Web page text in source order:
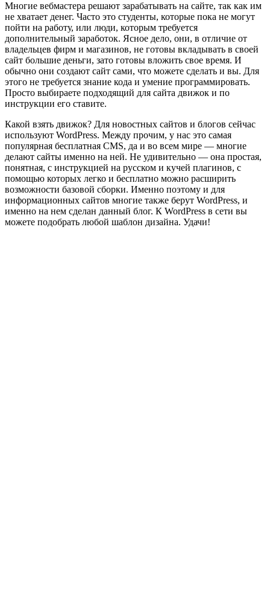
Многие вебмастера решают зарабатывать на сайте, так как им
не хватает денег. Часто это студенты, которые пока не могут
пойти на работу, или люди, которым требуется
дополнительный заработок. Ясное дело, они, в отличие от
владельцев фирм и магазинов, не готовы вкладывать в своей
сайт большие деньги, зато готовы вложить свое время. И
обычно они создают сайт сами, что можете сделать и вы. Для
этого не требуется знание кода и умение программировать.
Просто выбираете подходящий для сайта движок и по
инструкции его ставите.
Какой взять движок? Для новостных сайтов и блогов сейчас
используют WordPress. Между прочим, у нас это самая
популярная бесплатная CMS, да и во всем мире — многие
делают сайты именно на ней. Не удивительно — она простая,
понятная, с инструкцией на русском и кучей плагинов, с
помощью которых легко и бесплатно можно расширить
возможности базовой сборки. Именно поэтому и для
информационных сайтов многие также берут WordPress, и
именно на нем сделан данный блог. К WordPress в сети вы
можете подобрать любой шаблон дизайна. Удачи!